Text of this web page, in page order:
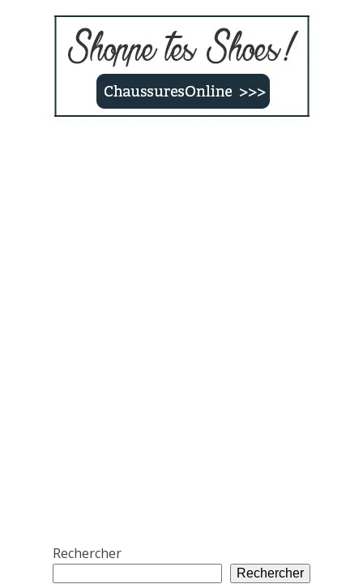
Rechercher
Rechercher